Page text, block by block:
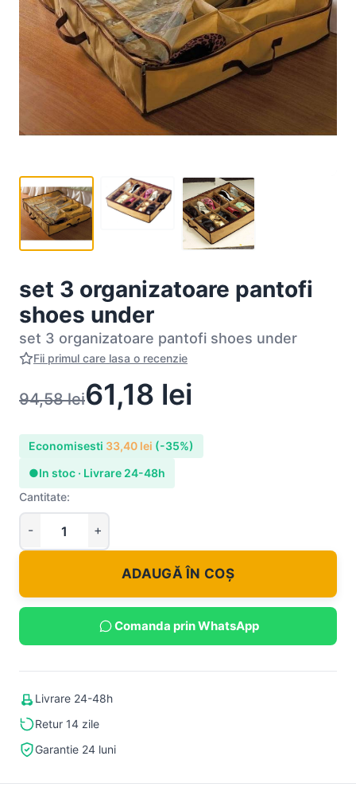
set 3 organizatoare pantofi
shoes under
set 3 organizatoare pantofi shoes under
Fii primul care lasa o recenzie
94,58lei61,18 lei
Economisesti 33,40 lei (-35%)
●In stoc · Livrare 24-48h
Cantitate:
ADAUGĂ ÎN COȘ
Comanda prin WhatsApp
Livrare 24-48h
Retur 14 zile
Garantie 24 luni